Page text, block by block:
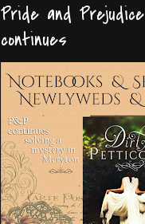
Pride and Prejudice
continues